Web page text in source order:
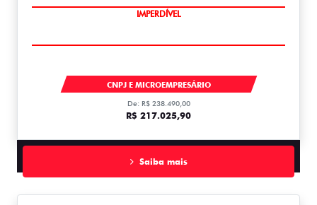
IMPERDÍVEL
CNPJ E MICROEMPRESÁRIO
De: R$ 238.490,00
R$ 217.025,90
Saiba mais